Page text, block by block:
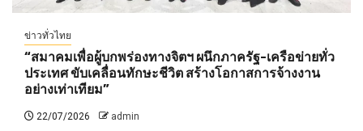
ข่าวทั่วไทย
“สมาคมเพื่อผู้บกพร่องทางจิตฯ ผนึกภาครัฐ-เครือข่ายทั่ว
ประเทศ ขับเคลื่อนทักษะชีวิต สร้างโอกาสการจ้างงาน
อย่างเท่าเทียม”
22/07/2026 admin